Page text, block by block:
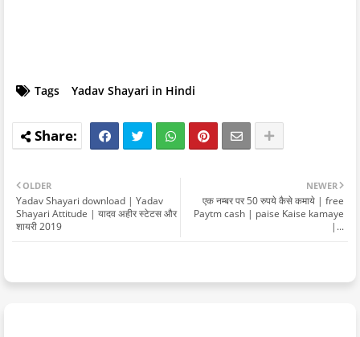
Tags Yadav Shayari in Hindi
NEWER
एक नम्बर पर 50 रुपये कैसे कमाये | free
Paytm cash | paise Kaise kamaye
|...
OLDER
Yadav Shayari download | Yadav
Shayari Attitude | यादव अहीर स्टेटस और
शायरी 2019